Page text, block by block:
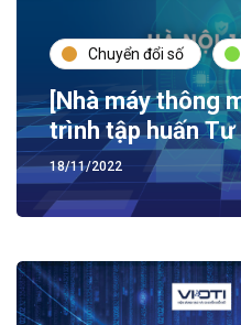
Chuyển đổi số
[Nhà máy thông
trình tập huấn
tạo và chuyển
sản xuất kinh
18/11/2022